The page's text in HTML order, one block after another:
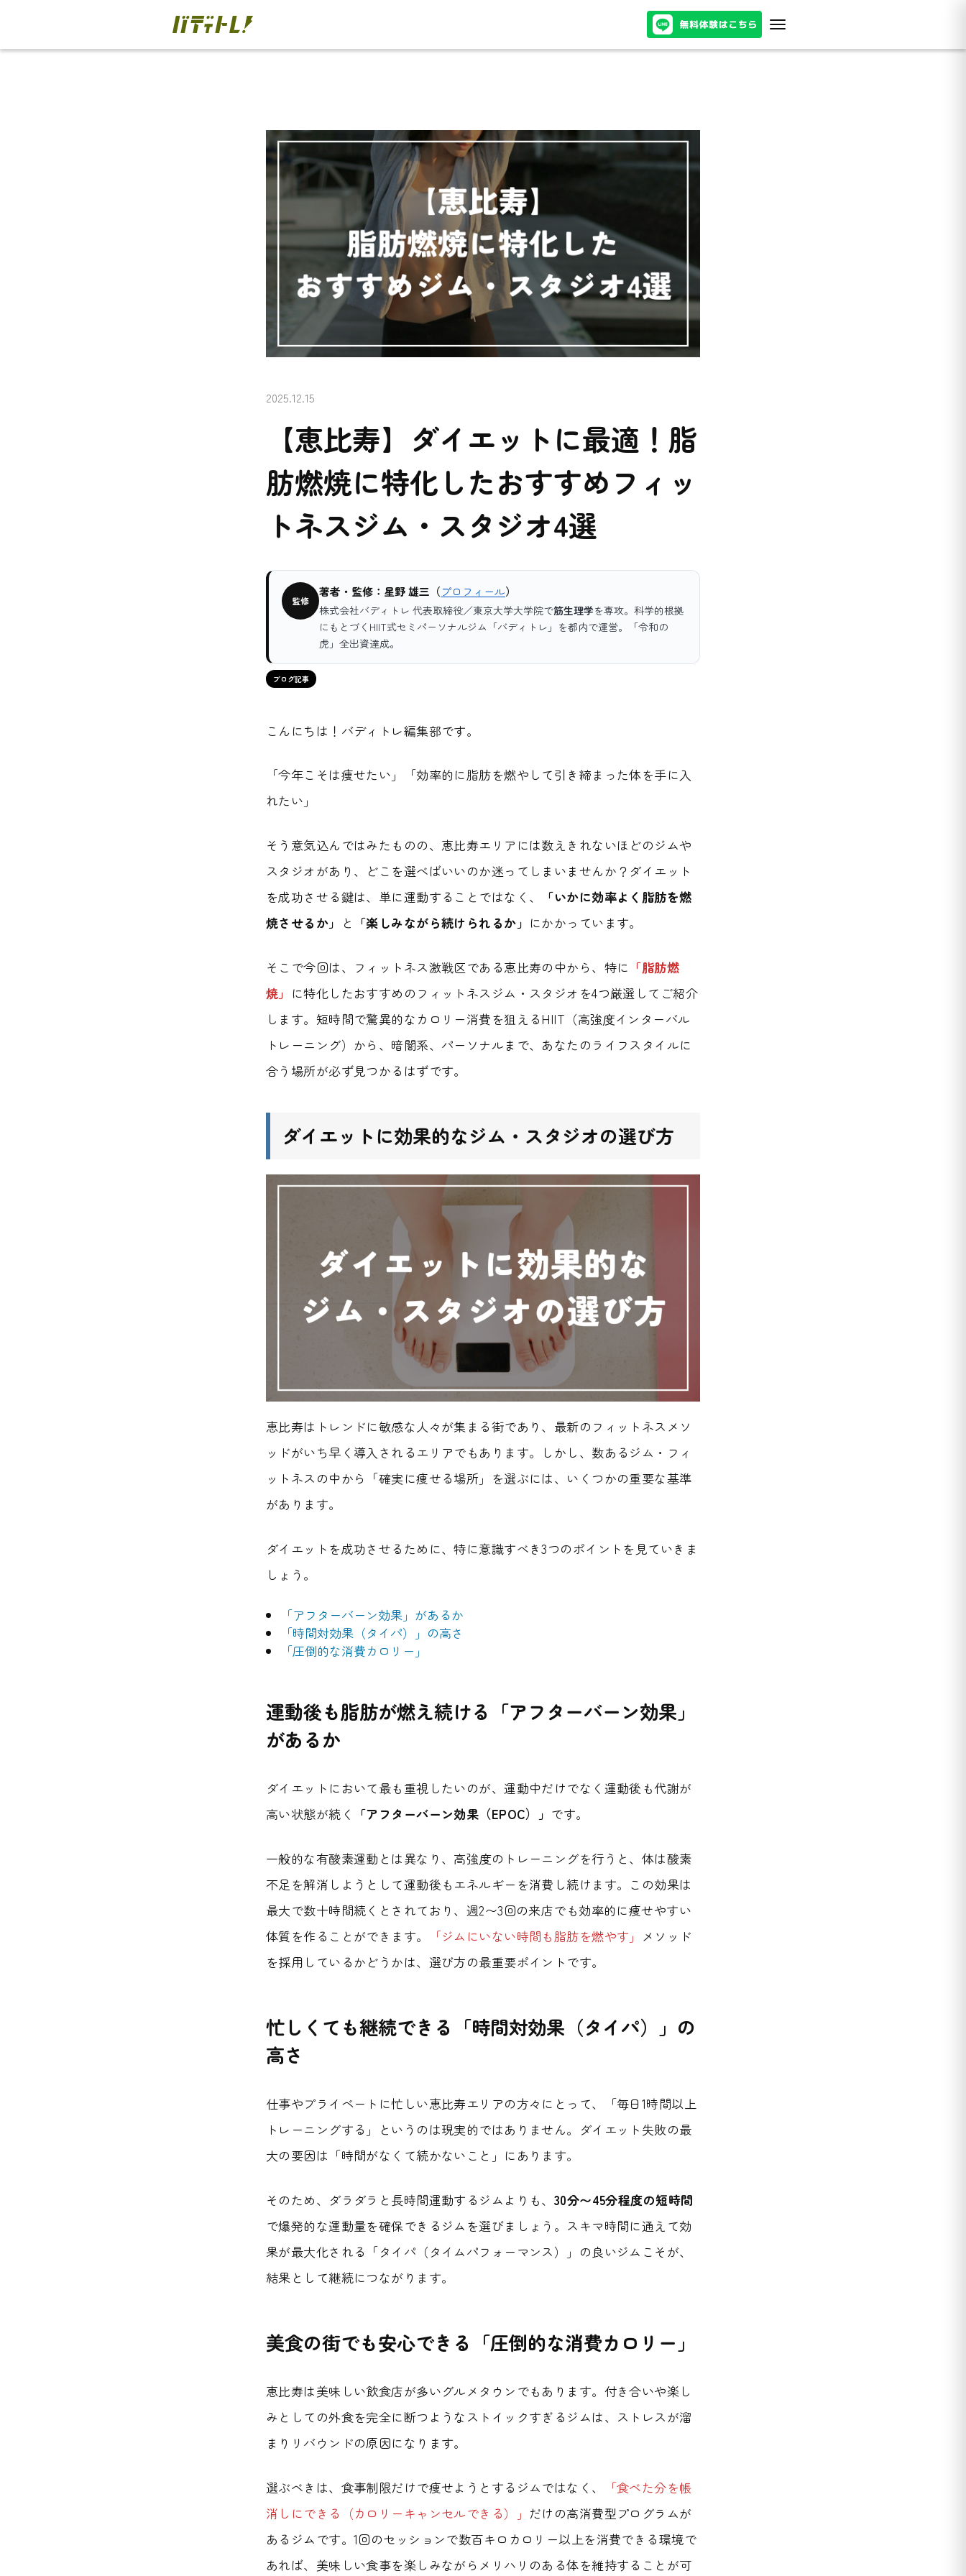
2025.12.15
【恵比寿】ダイエットに最適！脂
肪燃焼に特化したおすすめフィッ
トネスジム・スタジオ4選
監修
著者・監修：星野 雄三（プロフィール）
株式会社バディトレ 代表取締役／東京大学大学院で筋生理学を専攻。科学的根拠
にもとづくHIIT式セミパーソナルジム「バディトレ」を都内で運営。「令和の
虎」全出資達成。
ブログ記事
こんにちは！バディトレ編集部です。
「今年こそは痩せたい」「効率的に脂肪を燃やして引き締まった体を手に入
れたい」
そう意気込んではみたものの、恵比寿エリアには数えきれないほどのジムや
スタジオがあり、どこを選べばいいのか迷ってしまいませんか？ダイエット
を成功させる鍵は、単に運動することではなく、
「いかに効率よく脂肪を燃
焼させるか」 と 「楽しみながら続けられるか」 にかかっています。
そこで今回は、フィットネス激戦区である恵比寿の中から、特に 「脂肪燃
焼」 に特化したおすすめのフィットネスジム・スタジオを4つ厳選してご紹介
します。短時間で驚異的なカロリー消費を狙えるHIIT（高強度インターバル
トレーニング）から、暗闇系、パーソナルまで、あなたのライフスタイルに
合う場所が必ず見つかるはずです。
ダイエットに効果的なジム・スタジオの選び方
恵比寿はトレンドに敏感な人々が集まる街であり、最新のフィットネスメソ
ッドがいち早く導入されるエリアでもあります。しかし、数あるジム・フィ
ットネスの中から「確実に痩せる場所」を選ぶには、いくつかの重要な基準
があります。
ダイエットを成功させるために、特に意識すべき3つのポイントを見ていきま
しょう。
「アフターバーン効果」があるか
「時間対効果（タイパ）」の高さ
「圧倒的な消費カロリー」
運動後も脂肪が燃え続ける「アフターバーン効果」
があるか
ダイエットにおいて最も重視したいのが、運動中だけでなく運動後も代謝が
高い状態が続く 「アフターバーン効果（EPOC）」 です。
一般的な有酸素運動とは異なり、高強度のトレーニングを行うと、体は酸素
不足を解消しようとして運動後もエネルギーを消費し続けます。この効果は
最大で数十時間続くとされており、週2〜3回の来店でも効率的に痩せやすい
体質を作ることができます。
「ジムにいない時間も脂肪を燃やす」 メソッド
を採用しているかどうかは、選び方の最重要ポイントです。
忙しくても継続できる「時間対効果（タイパ）」の
高さ
仕事やプライベートに忙しい恵比寿エリアの方々にとって、「毎日1時間以上
トレーニングする」というのは現実的ではありません。ダイエット失敗の最
大の要因は「時間がなくて続かないこと」にあります。
そのため、ダラダラと長時間運動するジムよりも、 30分〜45分程度の短時間
で爆発的な運動量を確保できるジムを選びましょう。スキマ時間に通えて効
果が最大化される「タイパ（タイムパフォーマンス）」の良いジムこそが、
結果として継続につながります。
美食の街でも安心できる「圧倒的な消費カロリー」
恵比寿は美味しい飲食店が多いグルメタウンでもあります。付き合いや楽し
みとしての外食を完全に断つようなストイックすぎるジムは、ストレスが溜
まりリバウンドの原因になります。
選ぶべきは、食事制限だけで痩せようとするジムではなく、
「食べた分を帳
消しにできる（カロリーキャンセルできる）」 だけの高消費型プログラムが
あるジムです。1回のセッションで数百キロカロリー以上を消費できる環境で
あれば、美味しい食事を楽しみながらメリハリのある体を維持することが可